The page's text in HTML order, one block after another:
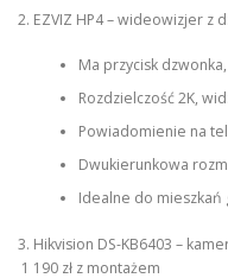
2. EZVIZ HP4 – wideowizjer z
Ma przycisk
Rozdzielczość 2K,
Powiadomienie na
Dwukierunkowa
Idealne do mieszkań
3. Hikvision DS-KB6403 –
1 190 zł z montażem